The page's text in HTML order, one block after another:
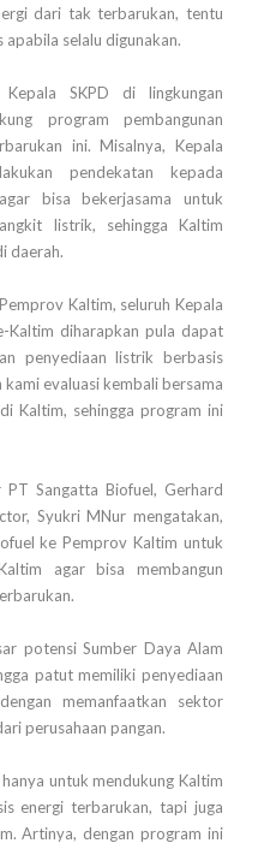
dari tak terbarukan, tentu
selalu digunakan.
SKPD di lingkungan
program pembangunan
ini. Misalnya, Kepala
pendekatan kepada
bisa bekerjasama untuk
listrik, sehingga Kaltim
daerah.
Kaltim, seluruh Kepala
Kaltim diharapkan pula dapat
penyediaan listrik berbasis
evaluasi kembali bersama
Kaltim, sehingga program ini
Sangatta Biofuel, Gerhard
Syukri MNur mengatakan,
ke Pemprov Kaltim untuk
agar bisa membangun
potensi Sumber Daya Alam
patut memiliki penyediaan
memanfaatkan sektor
perusahaan pangan.
untuk mendukung Kaltim
energi terbarukan, tapi juga
Artinya, dengan program ini